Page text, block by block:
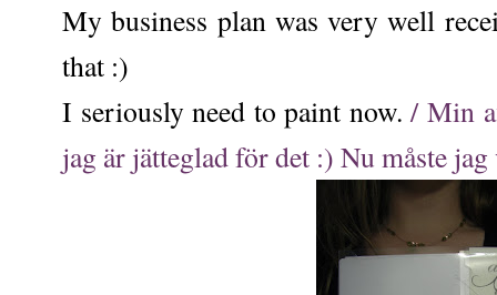
My business plan was very well
that :)
I seriously need to paint now./ Min
jag är jätteglad för det :) Nu måste